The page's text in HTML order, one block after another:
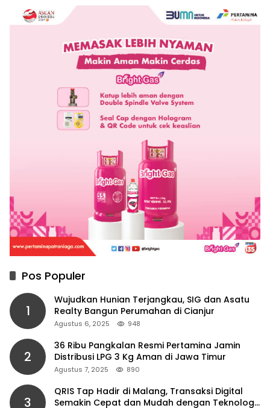
Pos Populer
1
Wujudkan Hunian Terjangkau, SIG dan Asatu
Realty Bangun Perumahan di Cianjur
Agustus 6, 2025 948
2
36 Ribu Pangkalan Resmi Pertamina Jamin
Distribusi LPG 3 Kg Aman di Jawa Timur
Agustus 7, 2025 890
3
QRIS Tap Hadir di Malang, Transaksi Digital
Semakin Cepat dan Mudah dengan Teknologi